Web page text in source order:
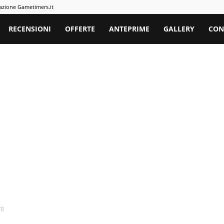
Gametimers.it
RECENSIONI OFFERTE ANTEPRIME GALLERY